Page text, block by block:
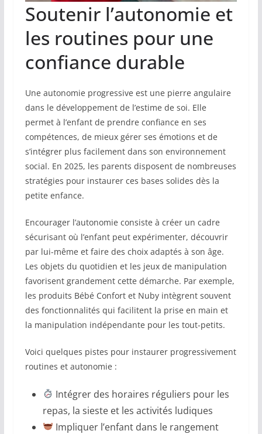
Soutenir l’autonomie et
les routines pour une
confiance durable
Une autonomie progressive est une pierre angulaire
dans le développement de l’estime de soi. Elle
permet à l’enfant de prendre confiance en ses
compétences, de mieux gérer ses émotions et de
s’intégrer plus facilement dans son environnement
social. En 2025, les parents disposent de nombreuses
stratégies pour instaurer ces bases solides dès la
petite enfance.
Encourager l’autonomie consiste à créer un cadre
sécurisant où l’enfant peut expérimenter, découvrir
par lui-même et faire des choix adaptés à son âge.
Les objets du quotidien et les jeux de manipulation
favorisent grandement cette démarche. Par exemple,
les produits Bébé Confort et Nuby intègrent souvent
des fonctionnalités qui facilitent la prise en main et
la manipulation indépendante pour les tout-petits.
Voici quelques pistes pour instaurer progressivement
routines et autonomie :
Intégrer des horaires réguliers pour les
repas, la sieste et les activités ludiques
Impliquer l’enfant dans le rangement